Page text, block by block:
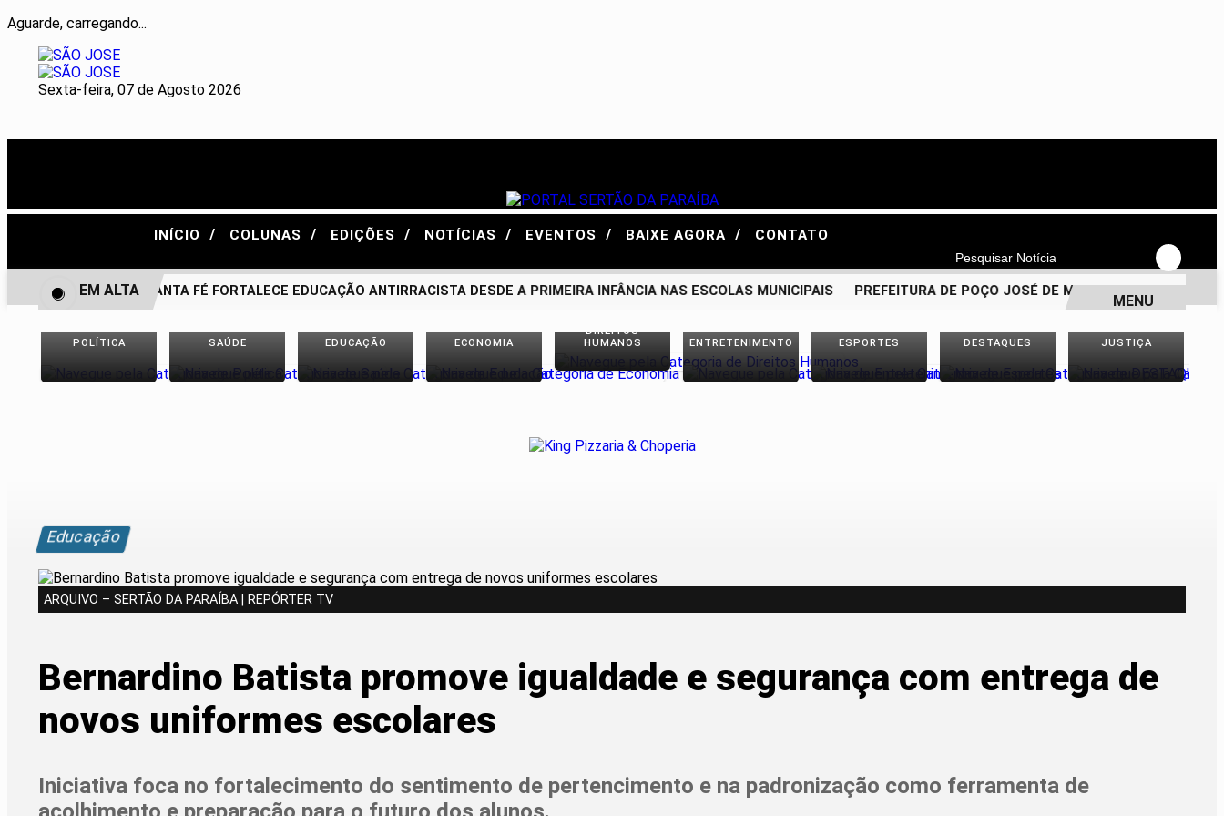
Aguarde, carregando...
Sexta-feira, 07 de Agosto 2026
Pesquisar Notícia
INÍCIO / COLUNAS / EDIÇÕES / NOTÍCIAS / EVENTOS / BAIXE AGORA / CONTATO
BONITO DE SANTA FÉ FORTALECE EDUCAÇÃO ANTIRRACISTA DESDE A PRIMEIRA INFÂNCIA NAS ESCOLAS MUNICIPAIS PREFEITURA DE POÇO JOSÉ DE MOURA CONFIRMA
EM ALTA
MENU
POLÍTICA SAÚDE EDUCAÇÃO ECONOMIA
DIREITOS
HUMANOS
ENTRETENIMENTO ESPORTES DESTAQUES JUSTIÇA
Educação
ARQUIVO – SERTÃO DA PARAÍBA | REPÓRTER TV
Bernardino Batista promove igualdade e segurança com entrega de
novos uniformes escolares
Iniciativa foca no fortalecimento do sentimento de pertencimento e na padronização como ferramenta de